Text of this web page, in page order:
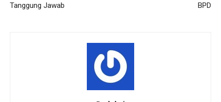
Tanggung Jawab
BPD